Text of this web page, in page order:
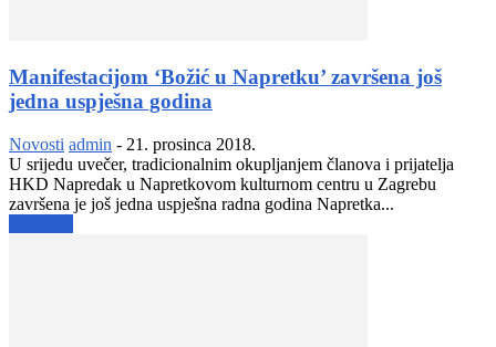
Manifestacijom ‘Božić u Napretku’ završena još
jedna uspješna godina
Novosti admin - 21. prosinca 2018.
U srijedu uvečer, tradicionalnim okupljanjem članova i prijatelja
HKD Napredak u Napretkovom kulturnom centru u Zagrebu
završena je još jedna uspješna radna godina Napretka...